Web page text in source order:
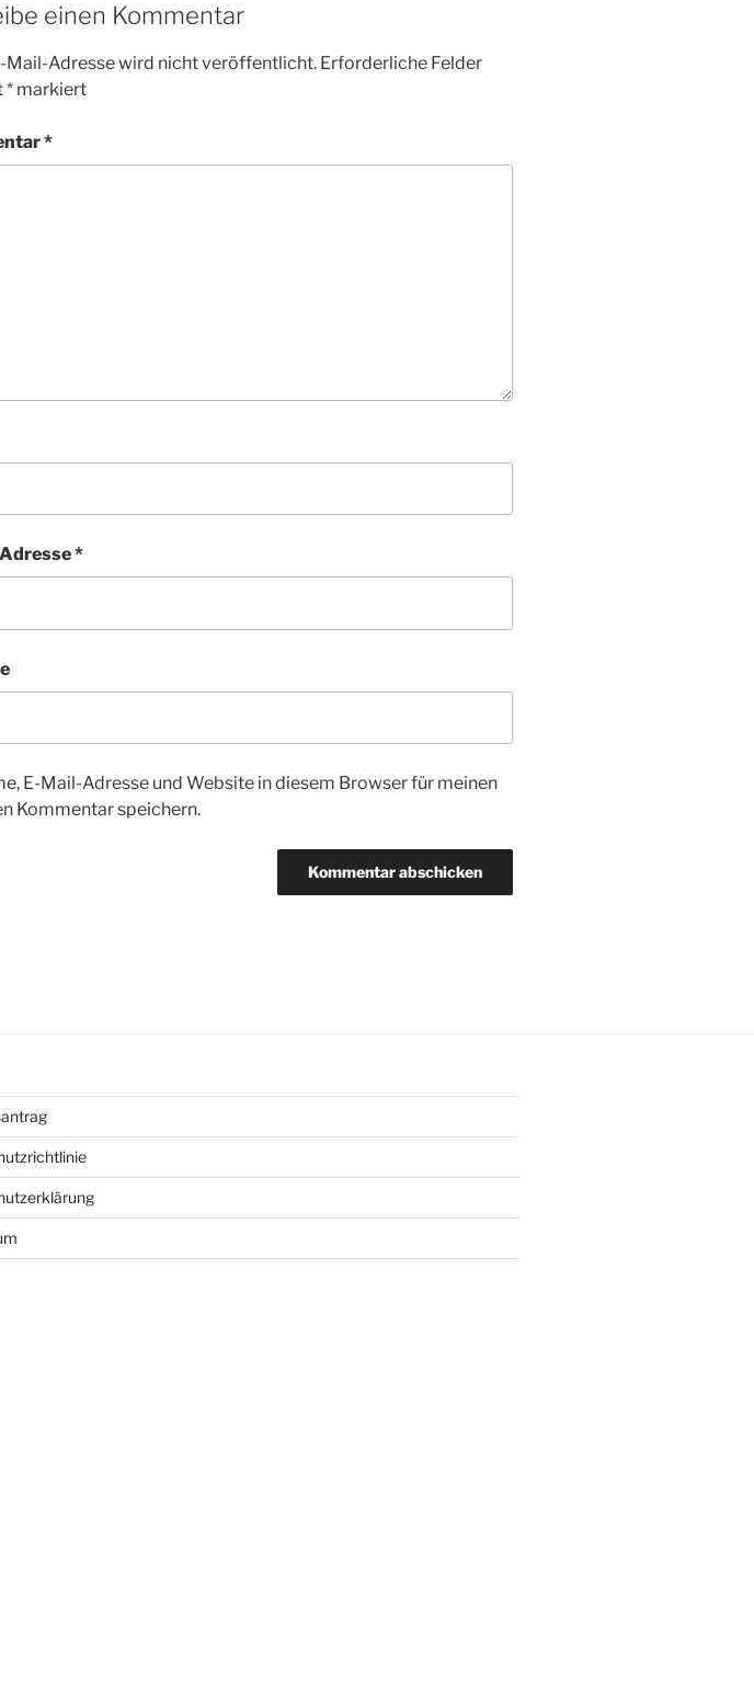
einen Kommentar
Mail-Adresse wird nicht veröffentlicht. Erforderliche Felder
*markiert
*
*
E-Mail-Adresse und Website in diesem Browser für meinen
Kommentar speichern.